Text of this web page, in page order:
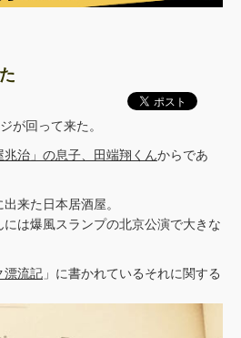
が回って来た。
治」の息子、田端翔くんからであ
来た日本居酒屋。
は爆風スランプの北京公演で大きな
漂流記 」に書かれているそれに関する